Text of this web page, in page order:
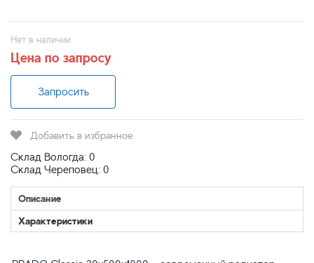
Нет в наличии
Цена по запросу
Запросить
Добавить в избранное
Склад Вологда: 0
Склад Череповец: 0
Описание
Характеристики